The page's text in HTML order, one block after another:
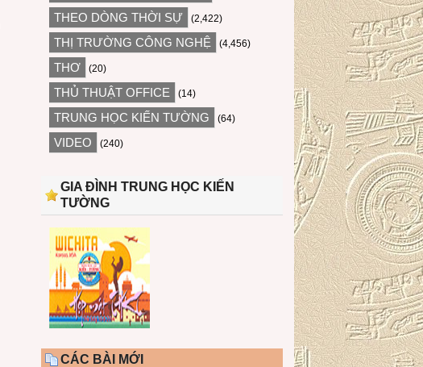
THEO DÒNG THỜI SỰ (2,422)
THỊ TRƯỜNG CÔNG NGHỆ (4,456)
THƠ (20)
THỦ THUẬT OFFICE (14)
TRUNG HỌC KIẾN TƯỜNG (64)
VIDEO (240)
GIA ĐÌNH TRUNG HỌC KIẾN
TƯỜNG
CÁC BÀI MỚI